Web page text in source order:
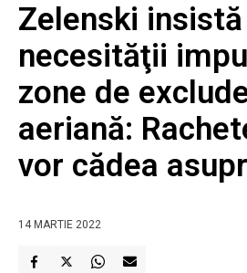
Zelenski
necesităţii
zone de
aeriană:
vor cădea
14 MARTIE 2022